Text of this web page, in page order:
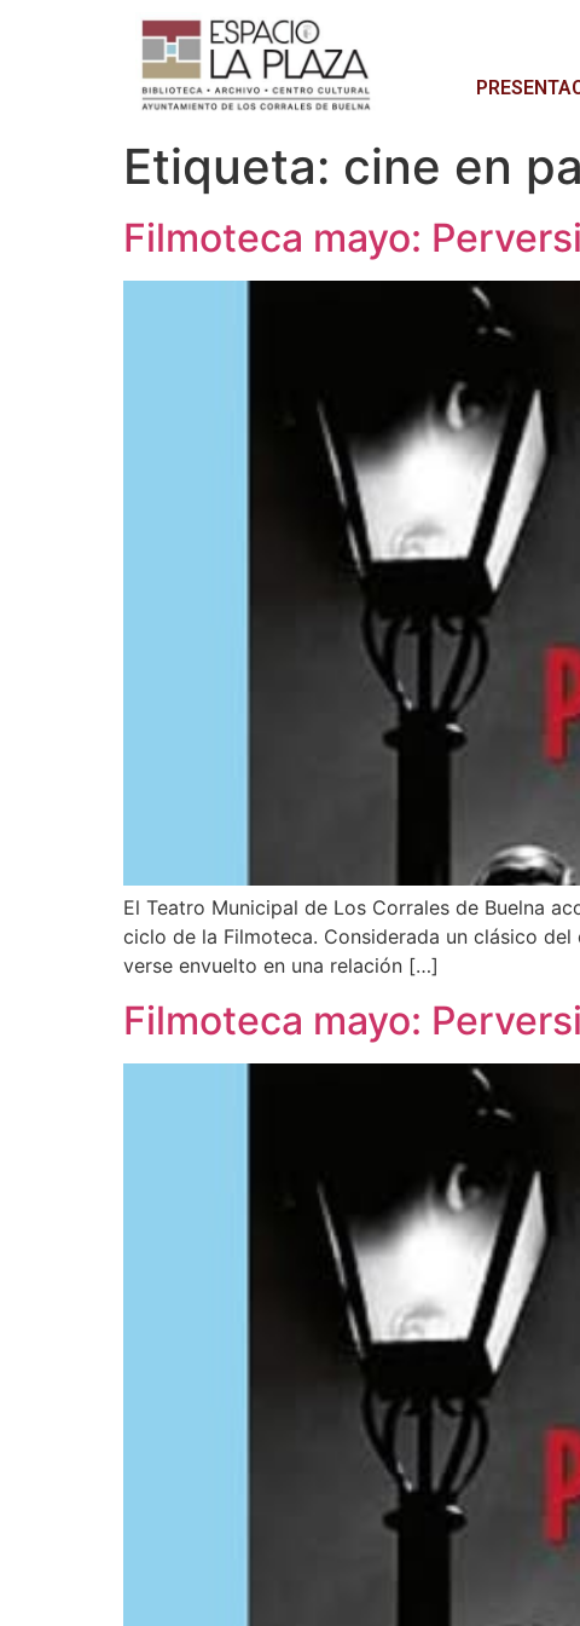
Etiqueta: cine en
Filmoteca mayo:
El Teatro Municipal de Los Corrales de Buelna
ciclo de la Filmoteca. Considerada un clásico
verse envuelto en una relación […]
Filmoteca mayo: